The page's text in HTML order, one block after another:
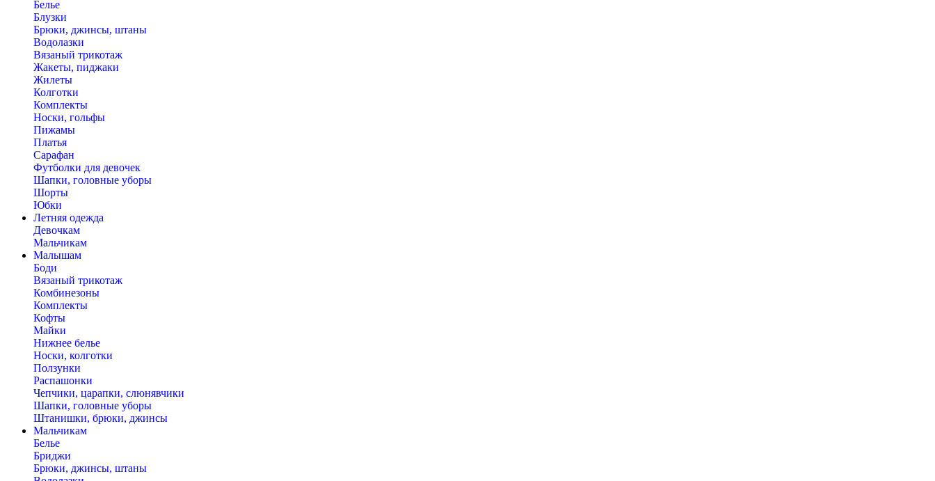
Белье
Блузки
Брюки, джинсы, штаны
Водолазки
Вязаный трикотаж
Жакеты, пиджаки
Жилеты
Колготки
Комплекты
Носки, гольфы
Пижамы
Платья
Сарафан
Футболки для девочек
Шапки, головные уборы
Шорты
Юбки
Летняя одежда
Девочкам
Мальчикам
Малышам
Боди
Вязаный трикотаж
Комбинезоны
Комплекты
Кофты
Майки
Нижнее белье
Носки, колготки
Ползунки
Распашонки
Чепчики, царапки, слюнявчики
Шапки, головные уборы
Штанишки, брюки, джинсы
Мальчикам
Белье
Бриджи
Брюки, джинсы, штаны